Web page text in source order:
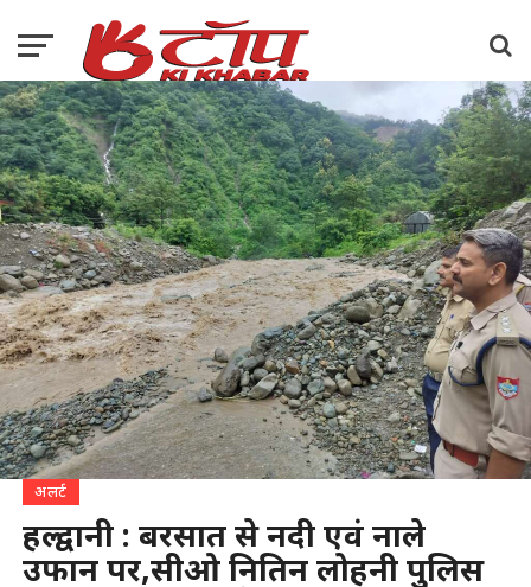
अलर्ट
हल्द्वानी : बरसात से नदी एवं नाले
उफान पर,सीओ नितिन लोहनी पुलिस